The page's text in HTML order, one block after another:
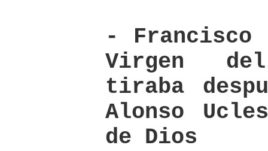
- Francisco
Virgen
tiraba
Alonso
de Dios